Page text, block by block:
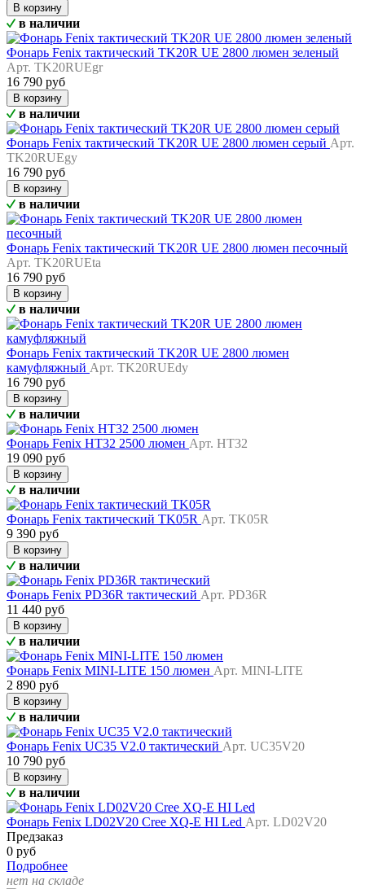
В корзину
в наличии
Фонарь Fenix тактический TK20R UE 2800 люмен зеленый
Арт. TK20RUEgr
16 790 руб
В корзину
в наличии
Фонарь Fenix тактический TK20R UE 2800 люмен серый Арт.
TK20RUEgy
16 790 руб
В корзину
в наличии
Фонарь Fenix тактический TK20R UE 2800 люмен песочный
Арт. TK20RUEta
16 790 руб
В корзину
в наличии
Фонарь Fenix тактический TK20R UE 2800 люмен
камуфляжный Арт. TK20RUEdy
16 790 руб
В корзину
в наличии
Фонарь Fenix HT32 2500 люмен Арт. HT32
19 090 руб
В корзину
в наличии
Фонарь Fenix тактический TK05R Арт. TK05R
9 390 руб
В корзину
в наличии
Фонарь Fenix PD36R тактический Арт. PD36R
11 440 руб
В корзину
в наличии
Фонарь Fenix MINI-LITE 150 люмен Арт. MINI-LITE
2 890 руб
В корзину
в наличии
Фонарь Fenix UC35 V2.0 тактический Арт. UC35V20
10 790 руб
В корзину
в наличии
Фонарь Fenix LD02V20 Cree XQ-E HI Led Арт. LD02V20
Предзаказ
0 руб
Подробнее
нет на складе